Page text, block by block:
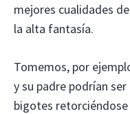
mejores cualidades
la alta fantasía.
Tomemos, por
y su padre podrían
bigotes